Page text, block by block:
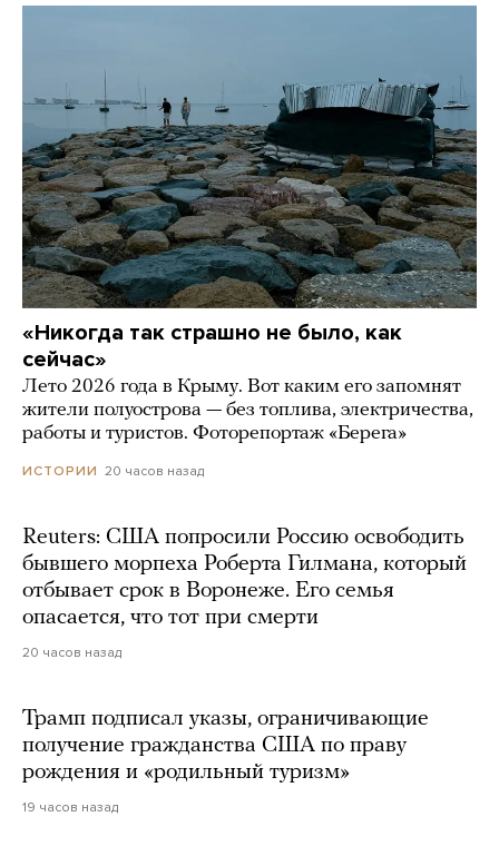
«Никогда так страшно не было, как
сейчас»
Лето 2026 года в Крыму. Вот каким его запомнят
жители полуострова — без топлива, электричества,
работы и туристов. Фоторепортаж «Берега»
ИСТОРИИ 20 часов назад
Reuters: США попросили Россию освободить
бывшего морпеха Роберта Гилмана, который
отбывает срок в Воронеже. Его семья
опасается, что тот при смерти
20 часов назад
Трамп подписал указы, ограничивающие
получение гражданства США по праву
рождения и «родильный туризм»
19 часов назад